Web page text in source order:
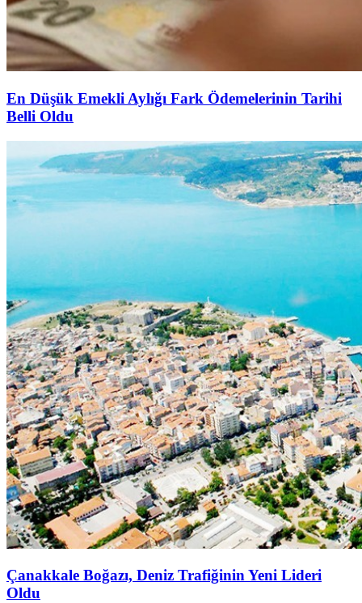
En Düşük Emekli Aylığı Fark Ödemelerinin Tarihi
Belli Oldu
Çanakkale Boğazı, Deniz Trafiğinin Yeni Lideri
Oldu